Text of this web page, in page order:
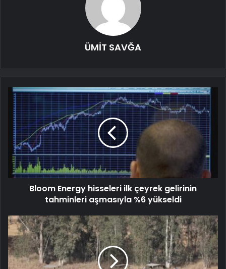
ÜMİT SAVĞA
Bloom Energy hisseleri ilk çeyrek gelirinin
tahminleri aşmasıyla %6 yükseldi